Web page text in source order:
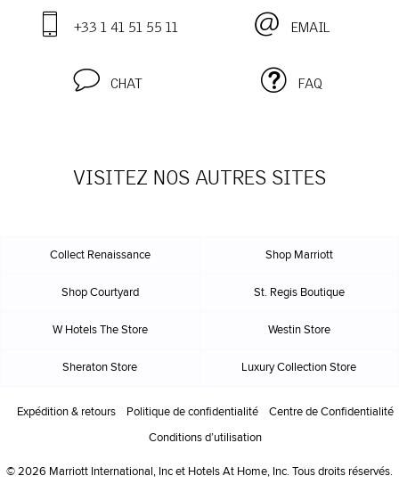
+33 1 41 51 55 11 EMAIL
CHAT FAQ
VISITEZ NOS AUTRES SITES
Collect Renaissance Shop Marriott
Shop Courtyard St. Regis Boutique
W Hotels The Store Westin Store
Sheraton Store Luxury Collection Store
Expédition & retours Politique de confidentialité Centre de Confidentialité
Conditions d’utilisation
© 2026 Marriott International, Inc et Hotels At Home, Inc. Tous droits réservés.